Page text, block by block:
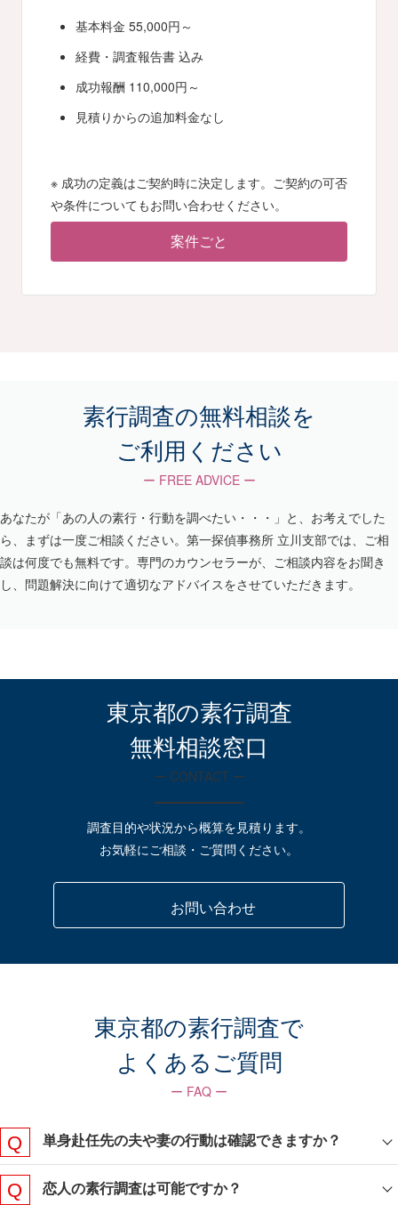
基本料金 55,000円～
経費・調査報告書 込み
成功報酬 110,000円～
見積りからの追加料金なし
※ 成功の定義はご契約時に決定します。ご契約の可否
や条件についてもお問い合わせください。
案件ごと
素行調査の無料相談を
ご利用ください
ー FREE ADVICE ー
あなたが「あの人の素行・行動を調べたい・・・」と、お考えでした
ら、まずは一度ご相談ください。第一探偵事務所 立川支部では、ご相
談は何度でも無料です。専門のカウンセラーが、ご相談内容をお聞き
し、問題解決に向けて適切なアドバイスをさせていただきます。
東京都の素行調査
無料相談窓口
ー CONTACT ー
調査目的や状況から概算を見積ります。
お気軽にご相談・ご質問ください。
お問い合わせ
東京都の素行調査で
よくあるご質問
ー FAQ ー
単身赴任先の夫や妻の行動は確認できますか？
恋人の素行調査は可能ですか？